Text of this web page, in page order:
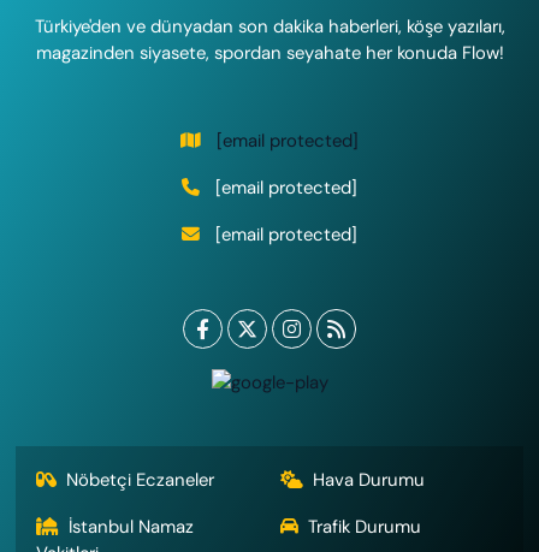
Türkiye'den ve dünyadan son dakika haberleri, köşe yazıları,
magazinden siyasete, spordan seyahate her konuda Flow!
[email protected]
[email protected]
[email protected]
Nöbetçi Eczaneler
Hava Durumu
İstanbul Namaz
Trafik Durumu